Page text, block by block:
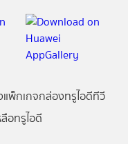
แพ็กเกจกล่องทรูไอดีทีวี
อทรูไอดี